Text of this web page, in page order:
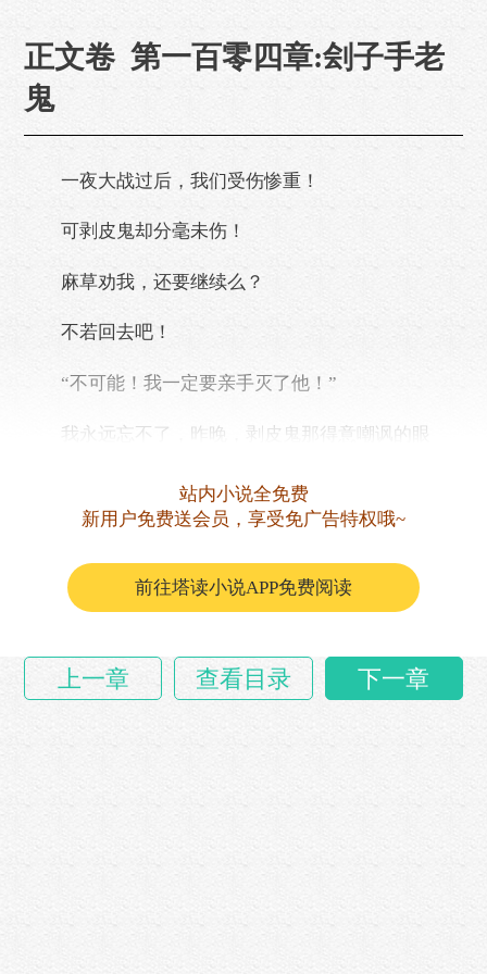
正文卷 第一百零四章:刽子手老
鬼
一夜大战过后，我们受伤惨重！
可剥皮鬼却分毫未伤！
麻草劝我，还要继续么？
不若回去吧！
“不可能！我一定要亲手灭了他！”
我永远忘不了，昨晚，剥皮鬼那得意嘲讽的眼
我就不信，这世上，就真的没有法子对付她！
我问黄老太，这剥皮鬼有没有弱点？
她想了片刻，说道……
站内小说全免费
新用户免费送会员，享受免广告特权哦~
前往塔读小说APP免费阅读
上一章 查看目录 下一章